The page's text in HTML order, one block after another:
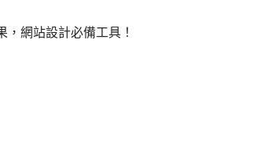
，網站設計必備工具！